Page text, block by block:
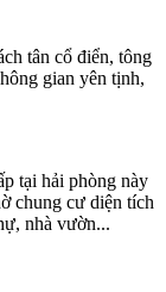
tân cổ điển, tông
gian yên tịnh,
tại hải phòngnày
chung cư diện tích
nhà vườn...